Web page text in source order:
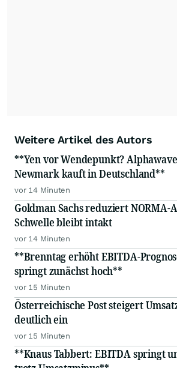
Weitere Artikel des Autors
**Yen vor Wendepunkt?
Newmark kauft in Deutschland**
vor 14 Minuten
Goldman Sachs reduziert NORMA-
Schwelle bleibt intakt
vor 14 Minuten
**Brenntag erhöht EBITDA-
springt zunächst hoch**
vor 15 Minuten
Österreichische Post steigert
deutlich ein
vor 15 Minuten
**Knaus Tabbert: EBITDA springt